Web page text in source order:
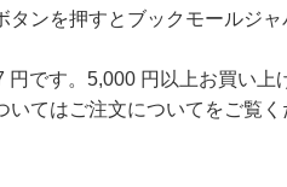
タンを押すとブックモールジ
円です。5,000 円以上お買い上
いてはご注文について をご覧く